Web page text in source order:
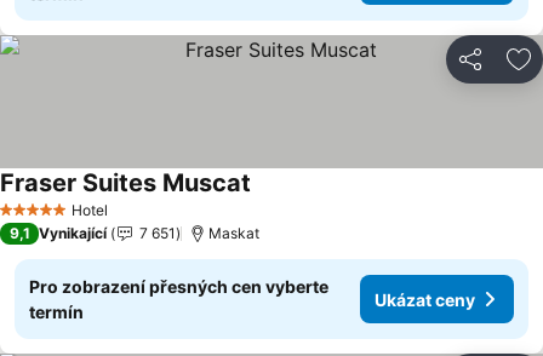
Sdílet
5 Počet hvězdiček
Hotel
Fraser Suites Muscat
9,1 Vynikající 7 651 Maskat
Pro zobrazení přesných cen vyberte
termín
Ukázat ceny